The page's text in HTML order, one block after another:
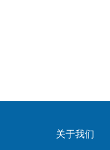
关于我们